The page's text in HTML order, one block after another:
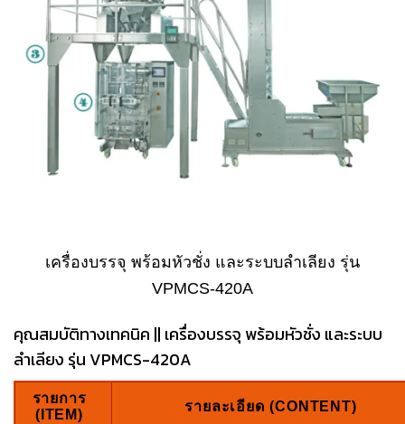
เครื่องบรรจุ พร้อมหัวชั่ง และระบบลำเลียง รุ่น
VPMCS-420A
คุณสมบัติทางเทคนิค || เครื่องบรรจุ พร้อมหัวชั่ง และระบบ
ลำเลียง รุ่น VPMCS-420A
รายการ
(ITEM)
รายละเอียด (CONTENT)